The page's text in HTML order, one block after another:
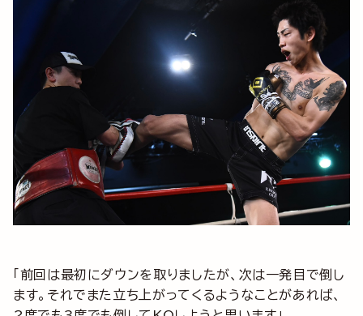
「前回は最初にダウンを取りましたが、次は一発目で倒し
ます。それでまた立ち上がってくるようなことがあれば、